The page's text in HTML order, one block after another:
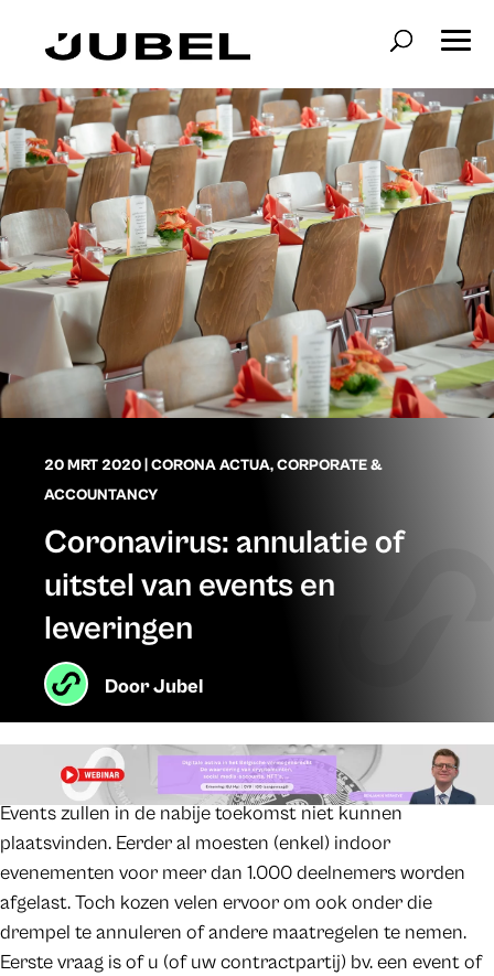
20 MRT 2020|CORONA ACTUA,CORPORATE &
ACCOUNTANCY
Coronavirus: annulatie of
uitstel van events en
leveringen
DoorJubel
Events zullen in de nabije toekomst niet kunnen
plaatsvinden. Eerder al moesten (enkel) indoor
evenementen voor meer dan 1.000 deelnemers worden
afgelast. Toch kozen velen ervoor om ook onder die
drempel te annuleren of andere maatregelen te nemen.
Eerste vraag is of u (of uw contractpartij) bv. een event of